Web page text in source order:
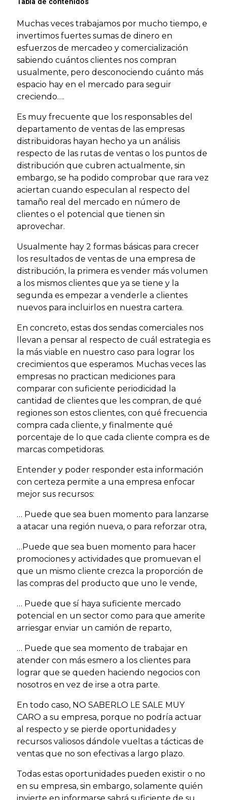
Muchas veces trabajamos por mucho tiempo, e
invertimos fuertes sumas de dinero en
esfuerzos de mercadeo y comercialización
sabiendo cuántos clientes nos compran
usualmente, pero desconociendo cuánto más
espacio hay en el mercado para seguir
creciendo….
Es muy frecuente que los responsables del
departamento de ventas de las empresas
distribuidoras hayan hecho ya un análisis
respecto de las rutas de ventas o los puntos de
distribución que cubren actualmente, sin
embargo, se ha podido comprobar que rara vez
aciertan cuando especulan al respecto del
tamaño real del mercado en número de
clientes o el potencial que tienen sin
aprovechar.
Usualmente hay 2 formas básicas para crecer
los resultados de ventas de una empresa de
distribución, la primera es vender más volumen
a los mismos clientes que ya se tiene y la
segunda es empezar a venderle a clientes
nuevos para incluirlos en nuestra cartera.
En concreto, estas dos sendas comerciales nos
llevan a pensar al respecto de cuál estrategia es
la más viable en nuestro caso para lograr los
crecimientos que esperamos. Muchas veces las
empresas no practican mediciones para
comparar con suficiente periodicidad la
cantidad de clientes que les compran, de qué
regiones son estos clientes, con qué frecuencia
compra cada cliente, y finalmente qué
porcentaje de lo que cada cliente compra es de
marcas competidoras.
Entender y poder responder esta información
con certeza permite a una empresa enfocar
mejor sus recursos:
… Puede que sea buen momento para lanzarse
a atacar una región nueva, o para reforzar otra,
…Puede que sea buen momento para hacer
promociones y actividades que promuevan el
que un mismo cliente crezca la proporción de
las compras del producto que uno le vende,
… Puede que sí haya suficiente mercado
potencial en un sector como para que amerite
arriesgar enviar un camión de reparto,
… Puede que sea momento de trabajar en
atender con más esmero a los clientes para
lograr que se queden haciendo negocios con
nosotros en vez de irse a otra parte.
En todo caso, NO SABERLO LE SALE MUY
CARO a su empresa, porque no podría actuar
al respecto y se pierde oportunidades y
recursos valiosos dándole vueltas a tácticas de
ventas que no son efectivas a largo plazo.
Todas estas oportunidades pueden existir o no
en su empresa, sin embargo, solamente quién